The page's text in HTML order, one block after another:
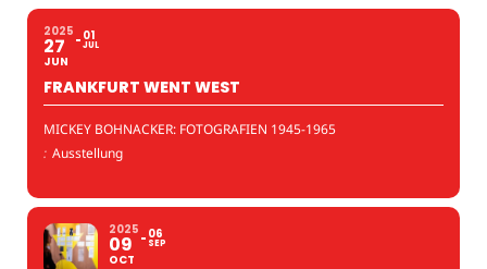
2025
27
JUN
01
JUL
FRANKFURT WENT WEST
MICKEY BOHNACKER: FOTOGRAFIEN 1945-1965
: Ausstellung
2025
09
OCT
06
SEP